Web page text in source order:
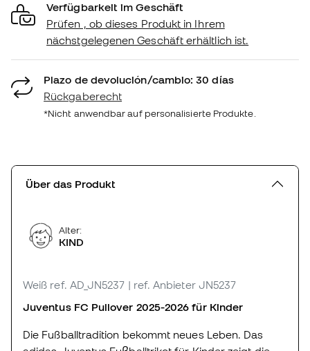
Verfügbarkeit im Geschäft
Prüfen , ob dieses Produkt in Ihrem
nächstgelegenen Geschäft erhältlich ist.
Plazo de devolución/cambio: 30 días
Rückgaberecht
*Nicht anwendbar auf personalisierte Produkte.
Über das Produkt
Alter:
KIND
Weiß ref. AD_JN5237 | ref. Anbieter JN5237
Juventus FC Pullover 2025-2026 für Kinder
Die Fußballtradition bekommt neues Leben. Das